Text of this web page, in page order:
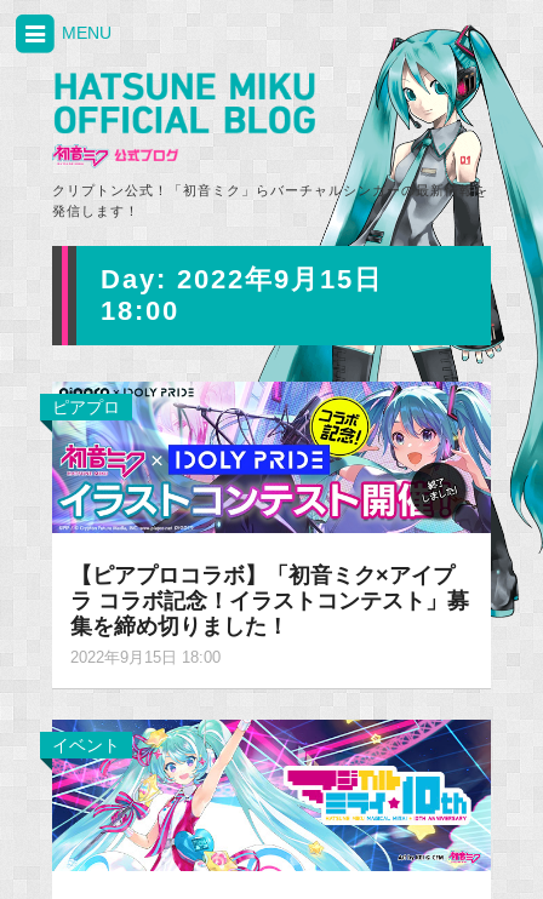
クリプトン公式！「初音ミク」らバーチャルシンガーの最新情報を
発信します！
MENU
Day: 2022年9月15日
18:00
ピアプロ
【ピアプロコラボ】「初音ミク×アイプ
ラ コラボ記念！イラストコンテスト」募
集を締め切りました！
2022年9月15日 18:00
イベント